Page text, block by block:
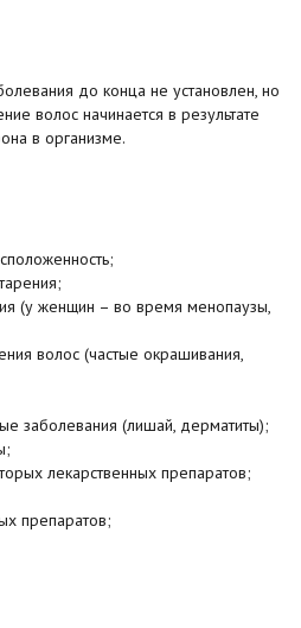
до конца не установлен, но
волос начинается в результате
в организме.
(у женщин – во время менопаузы,
волос (частые окрашивания,
заболевания (лишай, дерматиты);
лекарственных препаратов;
препаратов;